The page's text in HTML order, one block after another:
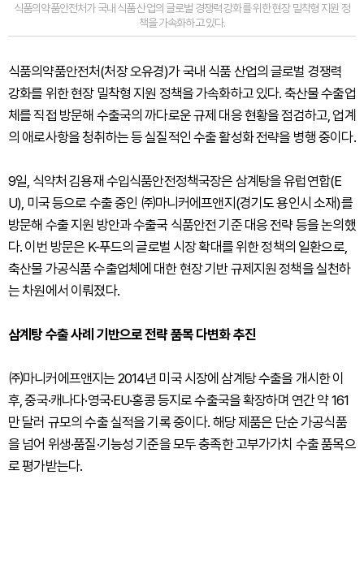
식품의약품안전처가 국내 식품 산업의 글로벌 경쟁력 강화를 위한 현장 밀착형 지원 정
책을 가속화하고 있다.
식품의약품안전처(처장 오유경)가 국내 식품 산업의 글로벌 경쟁력
강화를 위한 현장 밀착형 지원 정책을 가속화하고 있다. 축산물 수출업
체를 직접 방문해 수출국의 까다로운 규제 대응 현황을 점검하고, 업계
의 애로사항을 청취하는 등 실질적인 수출 활성화 전략을 병행 중이다.
9일, 식약처 김용재 수입식품안전정책국장은 삼계탕을 유럽연합(E
U), 미국 등으로 수출 중인 ㈜마니커에프앤지(경기도 용인시 소재)를
방문해 수출 지원 방안과 수출국 식품안전 기준 대응 전략 등을 논의했
다. 이번 방문은 K-푸드의 글로벌 시장 확대를 위한 정책의 일환으로,
축산물 가공식품 수출업체에 대한 현장 기반 규제지원 정책을 실천하
는 차원에서 이뤄졌다.
삼계탕 수출 사례 기반으로 전략 품목 다변화 추진
㈜마니커에프앤지는 2014년 미국 시장에 삼계탕 수출을 개시한 이
후, 중국·캐나다·영국·EU·홍콩 등지로 수출국을 확장하며 연간 약 161
만 달러 규모의 수출 실적을 기록 중이다. 해당 제품은 단순 가공식품
을 넘어 위생·품질·기능성 기준을 모두 충족한 고부가가치 수출 품목으
로 평가받는다.